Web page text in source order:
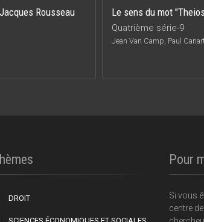
Rousseau Le sens du mot
Quatrième série-9
Jean Van Camp, Paul
DROIT
Pour
Si vous
centre